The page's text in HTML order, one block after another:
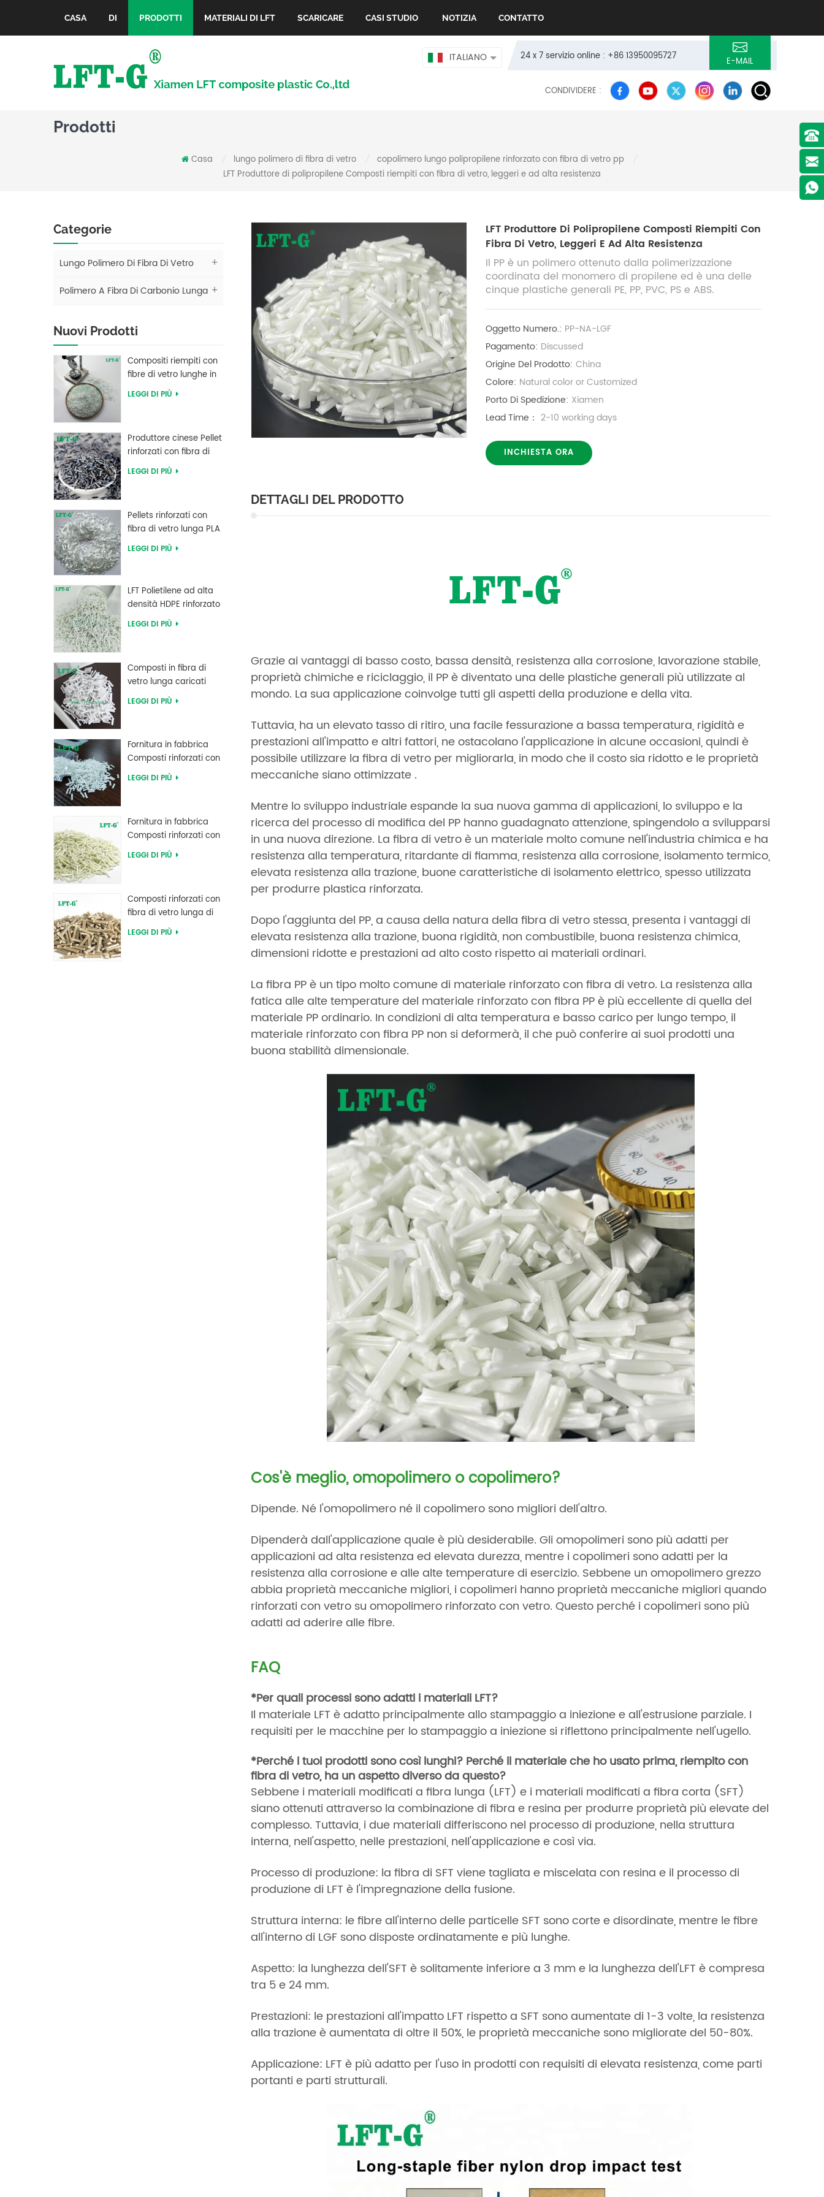
CASA DI PRODOTTI MATERIALI DI LFT SCARICARE CASI STUDIO NOTIZIA CONTATTO
24 x 7 servizio online : +86 13950095727 E-MAIL
ITALIANO
CONDIVIDERE :
Prodotti
Casa lungo polimero di fibra di vetro copolimero lungo polipropilene rinforzato con fibra di vetro pp
LFT Produttore di polipropilene Composti riempiti con fibra di vetro, leggeri e ad alta resistenza
Categorie
Lungo Polimero Di Fibra Di Vetro
Polimero A Fibra Di Carbonio Lunga
Nuovi Prodotti
Compositi riempiti con
fibre di vetro lunghe in
polibutilene tereftalato
LEGGI DI PIÙ
Produttore cinese Pellet
rinforzati con fibra di
carbonio lunga in
LEGGI DI PIÙ
Pellets rinforzati con
fibra di vetro lunga PLA
di acido polilattico ad
LEGGI DI PIÙ
LFT Polietilene ad alta
densità HDPE rinforzato
con fibra di vetro lunga
LEGGI DI PIÙ
Composti in fibra di
vetro lunga caricati
MXD 6 ad alta
LEGGI DI PIÙ
Fornitura in fabbrica
Composti rinforzati con
fibra di vetro lunga PBT
LEGGI DI PIÙ
Fornitura in fabbrica
Composti rinforzati con
fibra di vetro lunga PPA
LEGGI DI PIÙ
Composti rinforzati con
fibra di vetro lunga di
polifenilene solfuro PPS
LEGGI DI PIÙ
LFT Produttore Di Polipropilene Composti Riempiti Con
Fibra Di Vetro, Leggeri E Ad Alta Resistenza
Il PP è un polimero ottenuto dalla polimerizzazione
coordinata del monomero di propilene ed è una delle
cinque plastiche generali PE, PP, PVC, PS e ABS.
Oggetto Numero.: PP-NA-LGF
Pagamento: Discussed
Origine Del Prodotto: China
Colore: Natural color or Customized
Porto Di Spedizione: Xiamen
Lead Time： 2-10 working days
INCHIESTA ORA
DETTAGLI DEL PRODOTTO
Grazie ai vantaggi di basso costo, bassa densità, resistenza alla corrosione, lavorazione stabile,
proprietà chimiche e riciclaggio, il PP è diventato una delle plastiche generali più utilizzate al
mondo. La sua applicazione coinvolge tutti gli aspetti della produzione e della vita.
Tuttavia, ha un elevato tasso di ritiro, una facile fessurazione a bassa temperatura, rigidità e
prestazioni all'impatto e altri fattori, ne ostacolano l'applicazione in alcune occasioni, quindi è
possibile utilizzare la fibra di vetro per migliorarla, in modo che il costo sia ridotto e le proprietà
meccaniche siano ottimizzate .
Mentre lo sviluppo industriale espande la sua nuova gamma di applicazioni, lo sviluppo e la
ricerca del processo di modifica del PP hanno guadagnato attenzione, spingendolo a svilupparsi
in una nuova direzione. La fibra di vetro è un materiale molto comune nell'industria chimica e ha
resistenza alla temperatura, ritardante di fiamma, resistenza alla corrosione, isolamento termico,
elevata resistenza alla trazione, buone caratteristiche di isolamento elettrico, spesso utilizzata
per produrre plastica rinforzata.
Dopo l'aggiunta del PP, a causa della natura della fibra di vetro stessa, presenta i vantaggi di
elevata resistenza alla trazione, buona rigidità, non combustibile, buona resistenza chimica,
dimensioni ridotte e prestazioni ad alto costo rispetto ai materiali ordinari.
La fibra PP è un tipo molto comune di materiale rinforzato con fibra di vetro. La resistenza alla
fatica alle alte temperature del materiale rinforzato con fibra PP è più eccellente di quella del
materiale PP ordinario. In condizioni di alta temperatura e basso carico per lungo tempo, il
materiale rinforzato con fibra PP non si deformerà, il che può conferire ai suoi prodotti una
buona stabilità dimensionale.
Cos'è meglio, omopolimero o copolimero?
Dipende. Né l'omopolimero né il copolimero sono migliori dell'altro.
Dipenderà dall'applicazione quale è più desiderabile. Gli omopolimeri sono più adatti per
applicazioni ad alta resistenza ed elevata durezza, mentre i copolimeri sono adatti per la
resistenza alla corrosione e alle alte temperature di esercizio. Sebbene un omopolimero grezzo
abbia proprietà meccaniche migliori, i copolimeri hanno proprietà meccaniche migliori quando
rinforzati con vetro su omopolimero rinforzato con vetro. Questo perché i copolimeri sono più
adatti ad aderire alle fibre.
FAQ
*Per quali processi sonoadatti i materiali LFT?
Il materiale LFT è adatto principalmente allo stampaggio a iniezione e all'estrusione parziale. I
requisiti per le macchine per lo stampaggio a iniezione si riflettono principalmente nell'ugello.
*Perché i tuoi prodotti sono così lunghi? Perché il materiale che ho usato prima, riempito con
fibra di vetro, ha un aspetto diverso da questo?
Sebbene i materiali modificati a fibra lunga (LFT) e i materiali modificati a fibra corta (SFT)
siano ottenuti attraverso la combinazione di fibra e resina per produrre proprietà più elevate del
complesso. Tuttavia, i due materiali differiscono nel processo di produzione, nella struttura
interna, nell'aspetto, nelle prestazioni, nell'applicazione e così via.
Processo di produzione: la fibra di SFT viene tagliata e miscelata con resina e il processo di
produzione di LFT è l'impregnazione della fusione.
Struttura interna: le fibre all'interno delle particelle SFT sono corte e disordinate, mentre le fibre
all'interno di LGF sono disposte ordinatamente e più lunghe.
Aspetto: la lunghezza dell'SFT è solitamente inferiore a 3 mm e la lunghezza dell'LFT è compresa
tra 5 e 24 mm.
Prestazioni: le prestazioni all'impatto LFT rispetto a SFT sono aumentate di 1-3 volte, la resistenza
alla trazione è aumentata di oltre il 50%, le proprietà meccaniche sono migliorate del 50-80%.
Applicazione: LFT è più adatto per l'uso in prodotti con requisiti di elevata resistenza, come parti
portanti e parti strutturali.